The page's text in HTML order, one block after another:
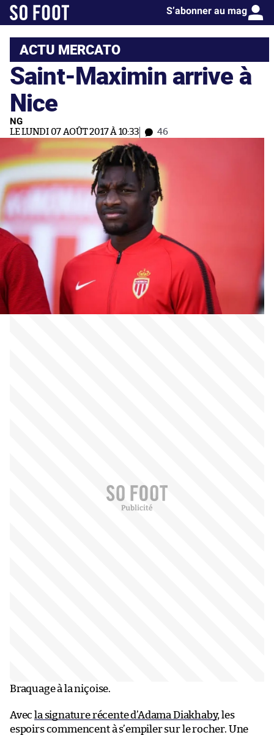
S’abonner au mag
ACTU MERCATO
Saint-Maximin arrive à
Nice
NG
LE LUNDI 07 AOÛT 2017 À 10:33 46
Braquage à la niçoise.
Avec la signature récente d’Adama Diakhaby, les
espoirs commencent à s’empiler sur le rocher. Une